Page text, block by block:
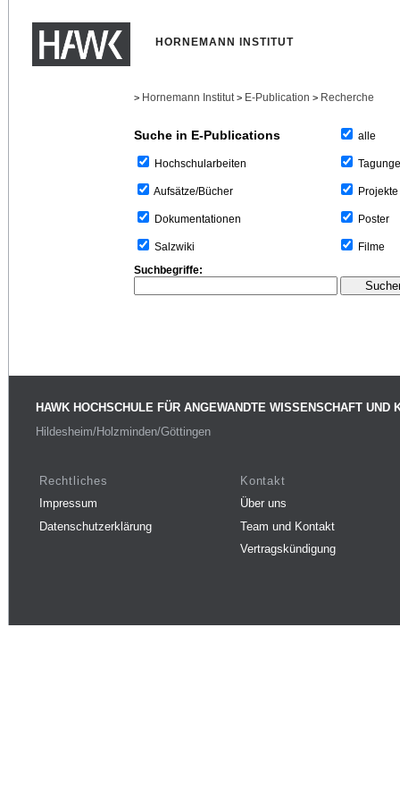
HORNEMANN INSTITUT
> Hornemann Institut > E-Publication > Recherche
Suche in E-Publications
Hochschularbeiten
Aufsätze/Bücher
Dokumentationen
Salzwiki
alle
Projekte
Poster
Filme
Suchbegriffe:
HAWK HOCHSCHULE FÜR ANGEWANDTE WISSENSCHAFT UND
Hildesheim/Holzminden/Göttingen
Rechtliches
Impressum
Datenschutzerklärung
Kontakt
Über uns
Team und Kontakt
Vertragskündigung